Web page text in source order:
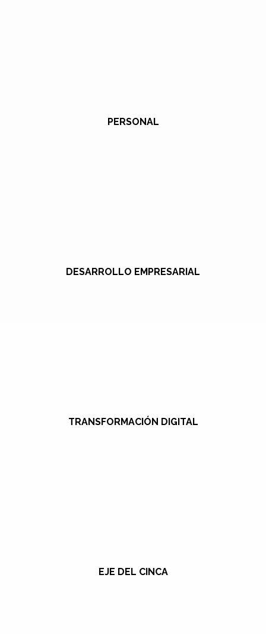
PERSONAL
DESARROLLO EMPRESARIAL
TRANSFORMACIÓN DIGITAL
EJE DEL CINCA